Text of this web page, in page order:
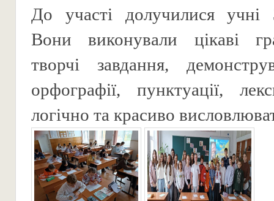
До участі долучилися учні
Вони виконували цікаві
творчі завдання,
орфографії, пунктуації,
логічно та красиво